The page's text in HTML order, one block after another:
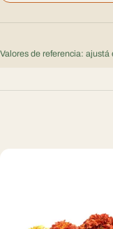
Valores de referencia: